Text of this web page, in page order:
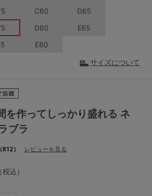
サイズの表示を閉じる
を作ってしっかり盛れる ネ
ブラ
812） レビューを見る
（税込）
C80
D65
D80
E65
E80
サイズについて